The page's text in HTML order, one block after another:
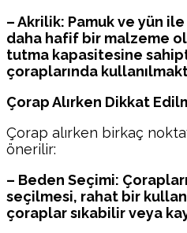
– Akrilik: Pamuk ve yün ile
daha hafif bir malzeme
tutma kapasitesine
çoraplarında
Çorap Alırken Dikkat
Çorap alırken birkaç
önerilir:
– Beden Seçimi:
seçilmesi, rahat bir
çoraplar sıkabilir veya